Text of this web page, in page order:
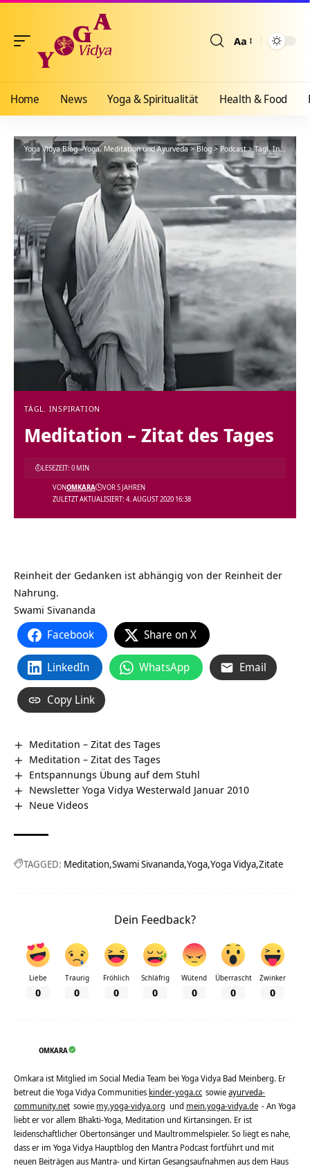
Aa
Home News Yoga & Spiritualität Health & Food
Yoga Vidya Blog - Yoga, Meditation und Ayurveda>Blog >Podcast>Tägl. Inspiration
TÄGL. INSPIRATION
Meditation – Zitat des Tages
ZULETZT AKTUALISIERT: 4. AUGUST 2020 16:38
VONOMKARA VOR 5 JAHREN
LESEZEIT: 0 MIN
Reinheit der Gedanken ist abhängig von der Reinheit der
Nahrung.
Swami Sivananda
Facebook Share on X
LinkedIn WhatsApp Email
Copy Link
Meditation – Zitat des Tages
Meditation – Zitat des Tages
Entspannungs Übung auf dem Stuhl
Newsletter Yoga Vidya Westerwald Januar 2010
Neue Videos
TAGGED: Meditation Swami Sivananda Yoga Yoga Vidya Zitate
Dein Feedback?
Liebe
0
Traurig
0
Fröhlich
0
Schläfrig
0
Wütend
0
Überrascht
0
Zwinker
0
OMKARA
Omkara ist Mitglied im Social Media Team bei Yoga Vidya Bad Meinberg. Er
betreut die Yoga Vidya Communities kinder-yoga.cc sowieayurveda-
community.net sowie my.yoga-vidya.org und mein.yoga-vidya.de - An Yoga
liebt er vor allem Bhakti-Yoga, Meditation und Kirtansingen. Er ist
leidenschaftlicher Obertonsänger und Maultrommelspieler. So liegt es nahe,
dass er im Yoga Vidya Hauptblog den Mantra Podcast fortführt und mit
neuen Beiträgen aus Mantra- und Kirtan Gesangsaufnahmen aus dem Haus